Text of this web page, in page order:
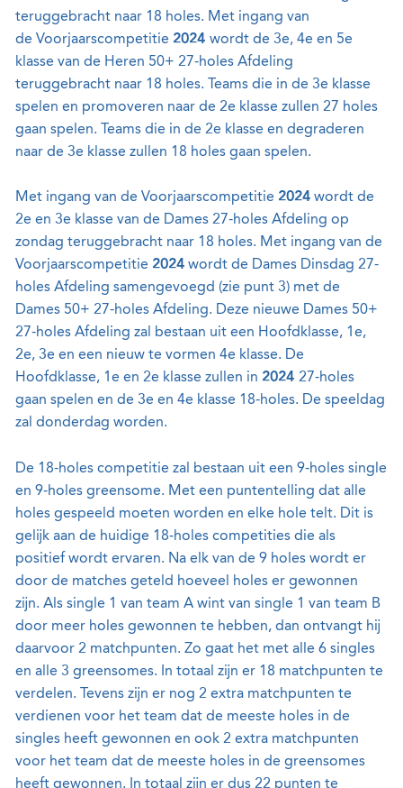
teruggebracht naar 18 holes. Met ingang van
de Voorjaarscompetitie 2024 wordt de 3e, 4e en 5e
klasse van de Heren 50+ 27-holes Afdeling
teruggebracht naar 18 holes. Teams die in de 3e klasse
spelen en promoveren naar de 2e klasse zullen 27 holes
gaan spelen. Teams die in de 2e klasse en degraderen
naar de 3e klasse zullen 18 holes gaan spelen.
Met ingang van de Voorjaarscompetitie 2024 wordt de
2e en 3e klasse van de Dames 27-holes Afdeling op
zondag teruggebracht naar 18 holes. Met ingang van de
Voorjaarscompetitie 2024 wordt de Dames Dinsdag 27-
holes Afdeling samengevoegd (zie punt 3) met de
Dames 50+ 27-holes Afdeling. Deze nieuwe Dames 50+
27-holes Afdeling zal bestaan uit een Hoofdklasse, 1e,
2e, 3e en een nieuw te vormen 4e klasse. De
Hoofdklasse, 1e en 2e klasse zullen in 2024 27-holes
gaan spelen en de 3e en 4e klasse 18-holes. De speeldag
zal donderdag worden.
De 18-holes competitie zal bestaan uit een 9-holes single
en 9-holes greensome. Met een puntentelling dat alle
holes gespeeld moeten worden en elke hole telt. Dit is
gelijk aan de huidige 18-holes competities die als
positief wordt ervaren. Na elk van de 9 holes wordt er
door de matches geteld hoeveel holes er gewonnen
zijn. Als single 1 van team A wint van single 1 van team B
door meer holes gewonnen te hebben, dan ontvangt hij
daarvoor 2 matchpunten. Zo gaat het met alle 6 singles
en alle 3 greensomes. In totaal zijn er 18 matchpunten te
verdelen. Tevens zijn er nog 2 extra matchpunten te
verdienen voor het team dat de meeste holes in de
singles heeft gewonnen en ook 2 extra matchpunten
voor het team dat de meeste holes in de greensomes
heeft gewonnen. In totaal zijn er dus 22 punten te